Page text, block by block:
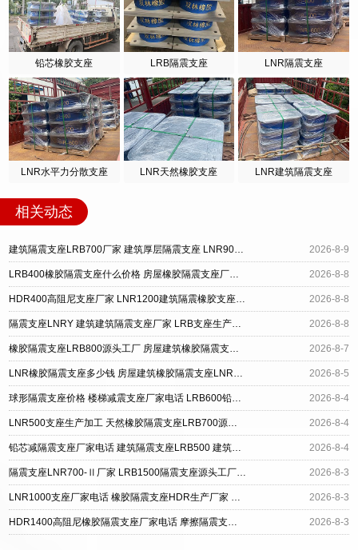
铅芯橡胶支座 LRB隔震支座 LNR隔震支座
LNR水平力分散支座 LNR天然橡胶支座 LNR建筑隔震支座
相关动态
建筑隔震支座LRB700厂家 建筑厚层隔震支座 LNR900天然橡胶隔震支座 2026-8-9
LRB400橡胶隔震支座什么价格 房屋橡胶隔震支座厂家 建筑摩擦隔震支座厂家 2026-8-8
HDR400高阻尼支座厂家 LNR1200建筑隔震橡胶支座生产加工 建筑LRB400的抗震支座 2026-8-8
隔震支座LNRY 建筑建筑隔震支座厂家 LRB支座生产厂家 2026-8-8
橡胶隔震支座LRB800源头工厂 房屋建筑橡胶隔震支座源头工厂 钢结构建筑抗震支座源头工厂 2026-8-7
LNR橡胶隔震支座多少钱 房屋建筑橡胶隔震支座LNR生产厂家 LRB建筑隔震支座厂家 2026-8-5
球形隔震支座价格 楼梯减震支座厂家电话 LRB600铅芯橡胶隔震支座源头工厂 2026-8-4
LNR500支座生产加工 天然橡胶隔震支座LRB700源头工厂 橡胶隔震支座HDR厂家 2026-8-4
铅芯减隔震支座厂家电话 建筑隔震支座LRB500 建筑橡胶型隔震支座源头工厂 2026-8-4
隔震支座LNR700-Ⅱ厂家 LRB1500隔震支座源头工厂 LRB1100橡胶隔震支座多少钱 2026-8-3
LNR1000支座厂家电话 橡胶隔震支座HDR生产厂家 铅芯橡胶隔震支座LRB500源头工厂 2026-8-3
HDR1400高阻尼橡胶隔震支座厂家电话 摩擦隔震支座源头工厂 LRB1400铅芯支座源头工厂 2026-8-3